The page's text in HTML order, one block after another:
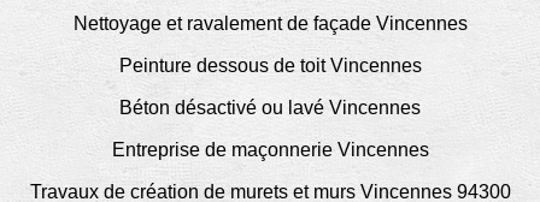
Nettoyage et ravalement de façade Vincennes
Peinture dessous de toit Vincennes
Béton désactivé ou lavé Vincennes
Entreprise de maçonnerie Vincennes
Travaux de création de murets et murs Vincennes 94300